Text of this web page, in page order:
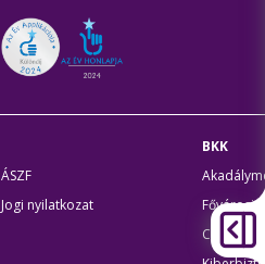
ÁSZF
Jogi nyilatkozat
BKK
Fővárosi
Civil